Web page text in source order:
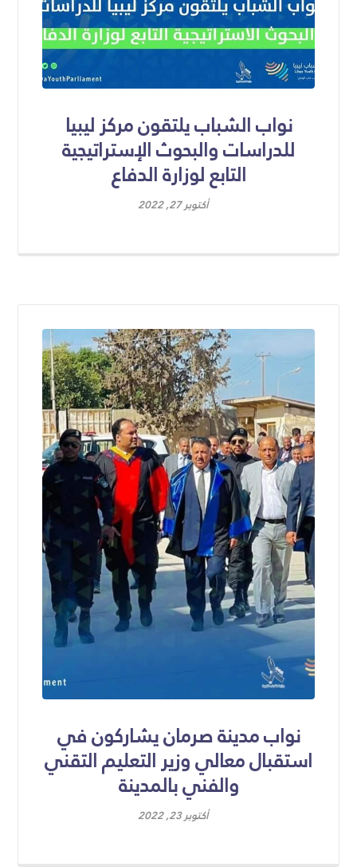
نواب الشباب يلتقون مركز ليبيا
للدراسات والبحوث الإستراتيجية
التابع لوزارة الدفاع
أكتوبر 27, 2022
نواب مدينة صرمان يشاركون في
استقبال معالي وزير التعليم التقني
والفني بالمدينة
أكتوبر 23, 2022